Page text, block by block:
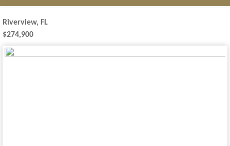
Riverview, FL
$274,900